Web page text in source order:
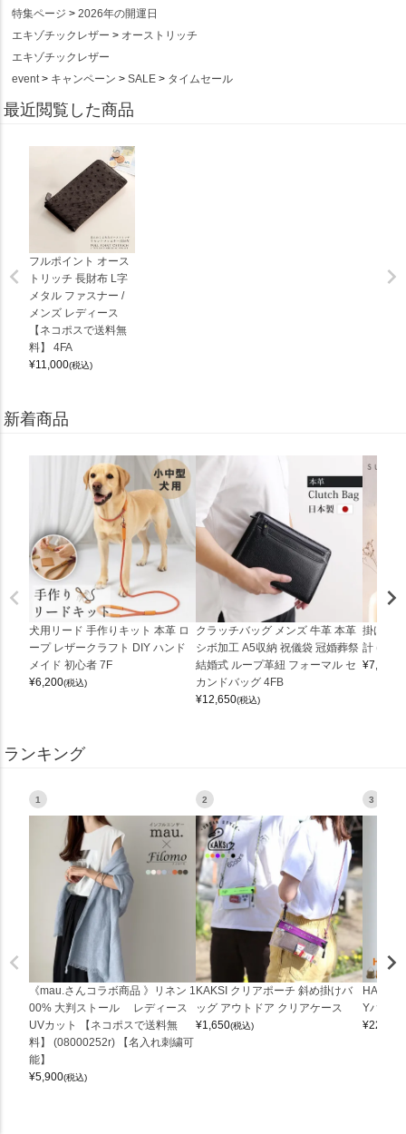
特集ページ
2026年の開運日
エキゾチックレザー
オーストリッチ
エキゾチックレザー
event
キャンペーン SALE タイムセール
最近閲覧した商品
フルポイント オース
トリッチ 長財布 L字
メタル ファスナー /
メンズ レディース
【ネコポスで送料無
料】 4FA
¥11,000(税込)
新着商品
犬用リード 手作りキット 本革 ロ
ープ レザークラフト DIY ハンド
メイド 初心者 7F
¥6,200(税込)
クラッチバッグ メンズ 牛革 本革
シボ加工 A5収納 祝儀袋 冠婚葬祭
結婚式 ループ革紐 フォーマル セ
カンドバッグ 4FB
¥12,650(税込)
掛け時
計
¥7,150
ランキング
1
《mau.さんコラボ商品 》リネン 1
00% 大判ストール レディース
UVカット 【ネコポスで送料無
料】 (08000252r) 【名入れ刺繍可
能】
¥5,900(税込)
2
KAKSI クリアポーチ 斜め掛けバ
ッグ アウトドア クリアケース
¥1,650(税込)
3
Yバッグ
¥22,000